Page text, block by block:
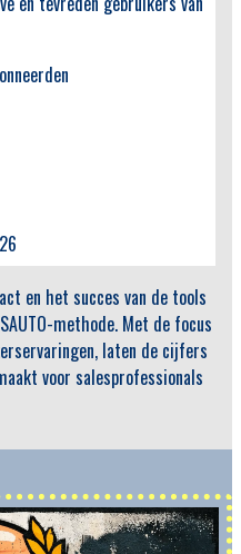
en het succes van de tools
methode. Met de focus
laten de cijfers
voor salesprofessionals